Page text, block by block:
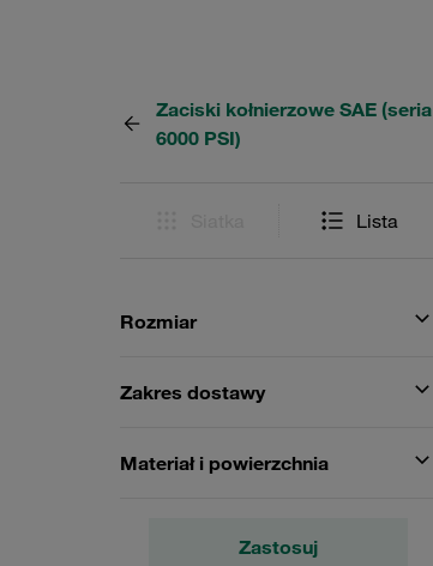
Zaciski kołnierzowe SAE (seria
6000 PSI)
Lista
Rozmiar
Zakres dostawy
Materiał i powierzchnia
Zastosuj